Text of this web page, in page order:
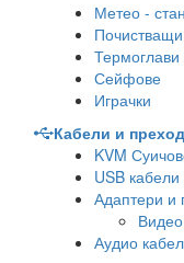
Метео -
Термоглави
Сейфове
Играчки
Кабели и
KVM
USB кабели
Адаптери и
Аудио